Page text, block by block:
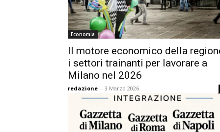
Economia
Il motore economico della
i settori trainanti per lavorare a
Milano nel 2026
redazione - 3 Marzo 2026